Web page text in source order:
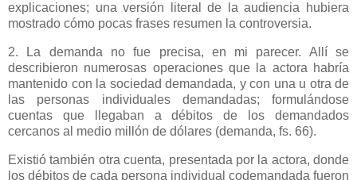
explicaciones; una versión literal de la audiencia hubiera
mostrado cómo pocas frases resumen la controversia.
2. La demanda no fue precisa, en mi parecer. Allí se
describieron numerosas operaciones que la actora habría
mantenido con la sociedad demandada, y con una u otra de
las personas individuales demandadas; formulándose
cuentas que llegaban a débitos de los demandados
cercanos al medio millón de dólares (demanda, fs. 66).
Existió también otra cuenta, presentada por la actora, donde
los débitos de cada persona individual codemandada fueron